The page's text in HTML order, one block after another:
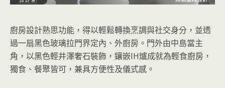
廚房設計熟思功能，得以輕鬆轉換烹調與社交身分，並透
過一扇黑色玻璃拉門界定內、外廚房。門外由中島當主
角，以黑色輕井澤奢石裝飾，鑲嵌IH爐成就為輕食廚房，
獨食、餐聚皆可，兼具方便性及儀式感。